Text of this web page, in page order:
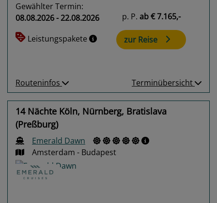
Gewählter Termin:
08.08.2026 - 22.08.2026
Leistungspakete
p. P. ab€ 7.165,-
zur Reise
Routeninfos Terminübersicht
14 Nächte Köln, Nürnberg, Bratislava
(Preßburg)
Emerald Dawn
Amsterdam - Budapest